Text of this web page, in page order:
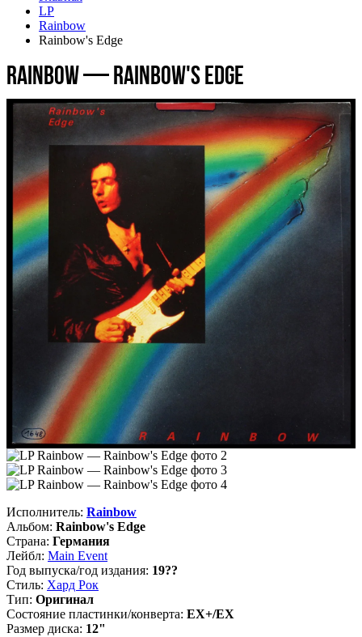
LP
Rainbow
Rainbow's Edge
Rainbow — Rainbow's Edge
Исполнитель: Rainbow
Альбом: Rainbow's Edge
Страна: Германия
Лейбл: Main Event
Год выпуска/год издания: 19??
Стиль: Хард Рок
Тип: Оригинал
Состояние пластинки/конверта: EX+/EX
Размер диска: 12"